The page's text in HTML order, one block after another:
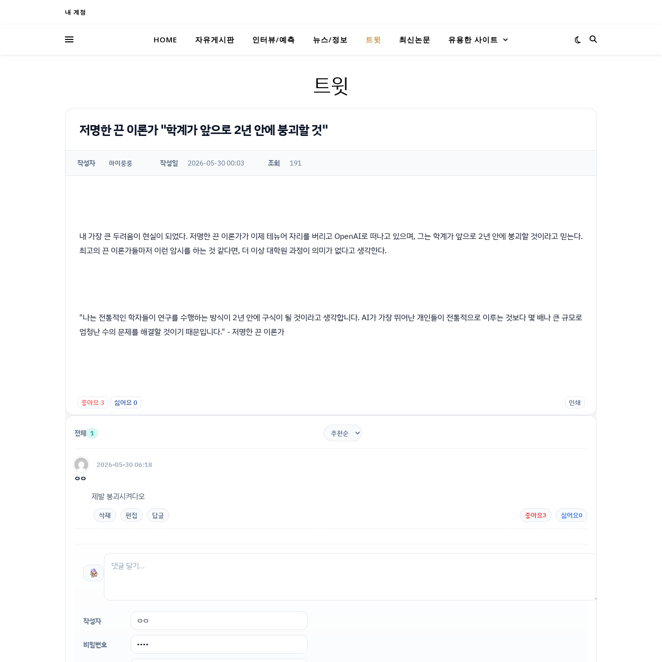
내 계정
HOME 자유게시판 인터뷰/예측 뉴스/정보 트윗 최신논문 유용한 사이트
트윗
저명한 끈 이론가 "학계가 앞으로 2년 안에 붕괴할 것"
작성자 하이룽룽 작성일 2026-05-30 00:03 조회 191
내 가장 큰 두려움이 현실이 되었다. 저명한 끈 이론가가 이제 테뉴어 자리를 버리고 OpenAI로 떠나고 있으며, 그는 학계가 앞으로 2년 안에 붕괴할 것이라고 믿는다.
최고의 끈 이론가들마저 이런 암시를 하는 것 같다면, 더 이상 대학원 과정이 의미가 없다고 생각한다.
"나는 전통적인 학자들이 연구를 수행하는 방식이 2년 안에 구식이 될 것이라고 생각합니다. AI가 가장 뛰어난 개인들이 전통적으로 이루는 것보다 몇 배나 큰 규모로
엄청난 수의 문제를 해결할 것이기 때문입니다." - 저명한 끈 이론가
좋아요3 싫어요0 인쇄
전체 1
ㅇㅇ
2026-05-30 06:18
제발 붕괴시켜다오
삭제 편집 답글 좋아요3 싫어요0
작성자
비밀번호